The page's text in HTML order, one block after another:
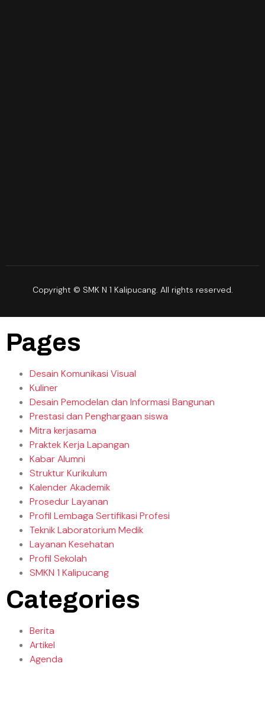
Copyright © SMK N 1 Kalipucang. All rights reserved.
Pages
Desain Komunikasi Visual
Kuliner
Desain Pemodelan dan Informasi Bangunan
Prestasi dan Penghargaan siswa
Mitra kerjasama
Praktek Kerja Lapangan
Kabar Alumni
Struktur Kurikulum
Kalender Akademik
Prosedur Layanan
Profil Lembaga Sertifikasi Profesi
Teknik Laboratorium Medik
Layanan Kesehatan
Profil Sekolah
SMKN 1 Kalipucang
Categories
Berita
Artikel
Agenda